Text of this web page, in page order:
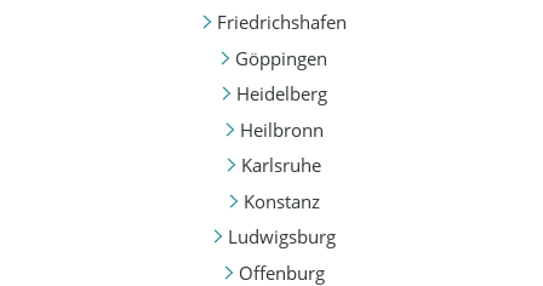
Friedrichshafen
Göppingen
Heidelberg
Heilbronn
Karlsruhe
Konstanz
Ludwigsburg
Offenburg